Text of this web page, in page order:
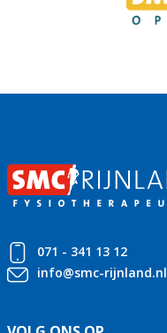
071 - 341 13 12
info@smc-rijnland.nl